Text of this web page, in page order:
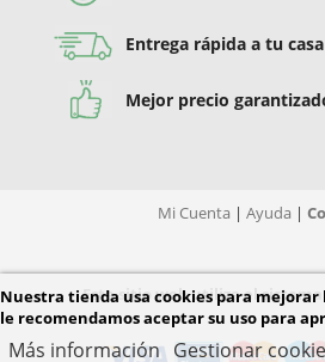
Nuestra tienda usa cookies para
le recomendamos aceptar su uso para
Más información Gestionar
Entrega rápida a tu casa
Mejor precio
Mi Cuenta | Ayuda |
Este sitio web utiliza el sistema